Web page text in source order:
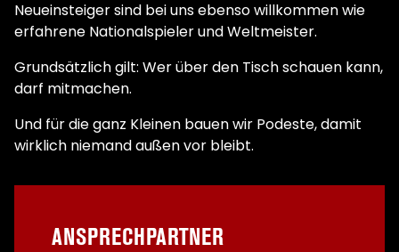
Neueinsteiger sind bei uns ebenso willkommen wie
erfahrene Nationalspieler und Weltmeister.
Grundsätzlich gilt: Wer über den Tisch schauen kann,
darf mitmachen.
Und für die ganz Kleinen bauen wir Podeste, damit
wirklich niemand außen vor bleibt.
ANSPRECHPARTNER